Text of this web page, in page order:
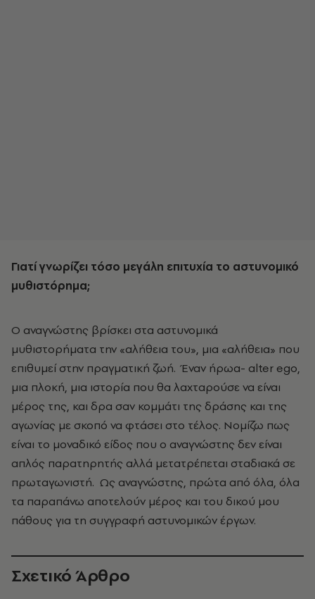
Γιατί γνωρίζει τόσο µεγάλη επιτυχία το αστυνοµικό
µυθιστόρηµα;
Ο αναγνώστης βρίσκει στα αστυνοµικά
µυθιστορήµατα την «αλήθεια του», µια «αλήθεια» που
επιθυµεί στην πραγµατική ζωή. Έναν ήρωα- alter ego,
µια πλοκή, µια ιστορία που θα λαχταρούσε να είναι
µέρος της, και δρα σαν κοµµάτι της δράσης και της
αγωνίας µε σκοπό να φτάσει στο τέλος. Νοµίζω πως
είναι το µοναδικό είδος που ο αναγνώστης δεν είναι
απλός παρατηρητής αλλά µετατρέπεται σταδιακά σε
πρωταγωνιστή. Ως αναγνώστης, πρώτα από όλα, όλα
τα παραπάνω αποτελούν µέρος και του δικού µου
πάθους για τη συγγραφή αστυνοµικών έργων.
Σχετικό Άρθρο